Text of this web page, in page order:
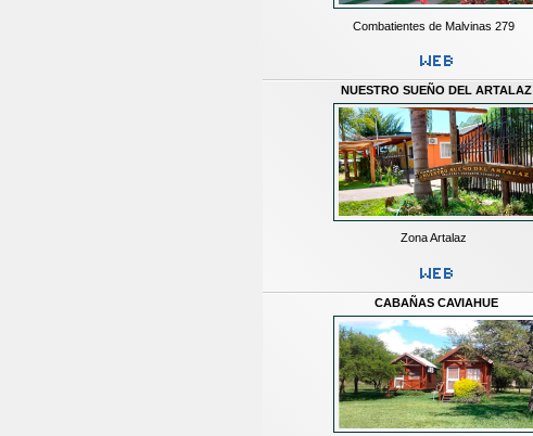
Combatientes de Malvinas 279
NUESTRO SUEÑO DEL ARTALAZ
Zona Artalaz
CABAÑAS CAVIAHUE